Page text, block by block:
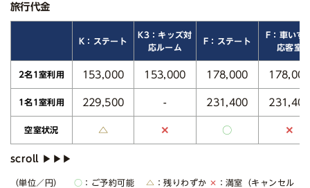
旅行代金
K：ステート
K3：キッズ対
応ルーム
F：ステート
F：車いす
応客室
2名1室利用 153,000 153,000 178,000 178,000
1名1室利用 229,500 - 231,400 231,400
空室状況 △ ✕ ○ ✕
（単位／円） ○ ：ご予約可能 △ ：残りわずか ✕ ：満室（キャンセル